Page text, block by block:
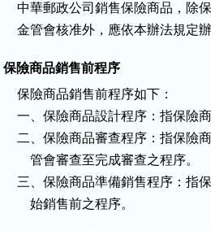
中華郵政公司銷售保險商品，除
金管會核准外，應依本辦法規定辦
保險商品銷售前程序
保險商品銷售前程序如下：
一、保險商品設計程序：指保險
二、保險商品審查程序：指保險
    管會審查至完成審查之程序。
三、保險商品準備銷售程序：指
    始銷售前之程序。